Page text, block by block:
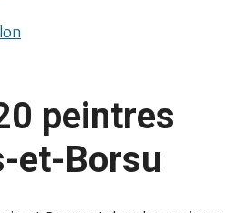
peintres
et-Borsu